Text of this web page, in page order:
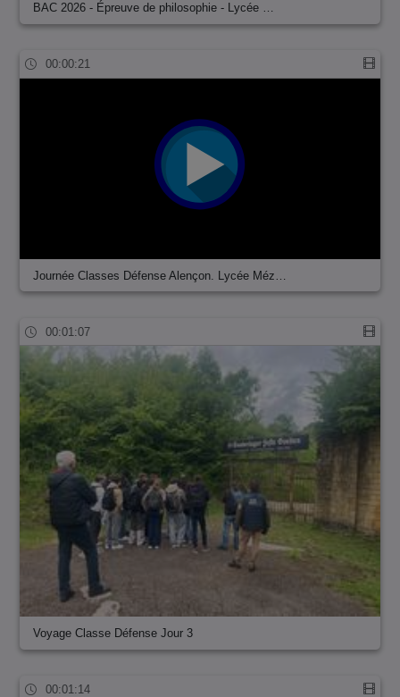
BAC 2026 - Épreuve de philosophie - Lycée …
00:00:21
Journée Classes Défense Alençon. Lycée Méz…
00:01:07
Voyage Classe Défense Jour 3
00:01:14